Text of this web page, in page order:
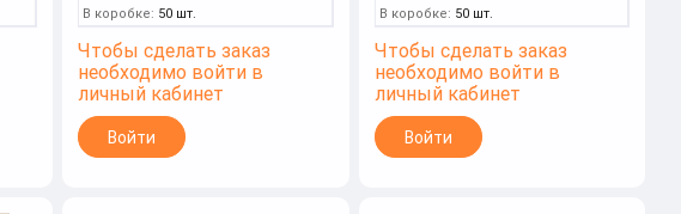
В коробке: 50 шт.
Чтобы сделать заказ
необходимо войти в
личный кабинет
Войти
В коробке: 50 шт.
Чтобы сделать заказ
необходимо войти в
личный кабинет
Войти